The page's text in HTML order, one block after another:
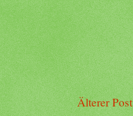
Älterer Post